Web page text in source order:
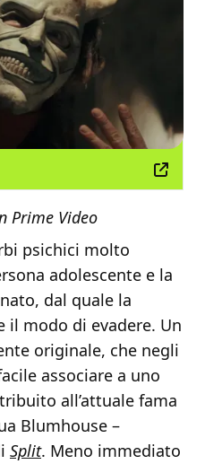
Prime Video
psichici molto
adolescente e la
dal quale la
il modo di evadere. Un
originale, che negli
associare a uno
all’attuale fama
Blumhouse –
Split. Meno immediato